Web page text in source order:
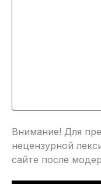
Внимание! Для
нецензурной
сайте после